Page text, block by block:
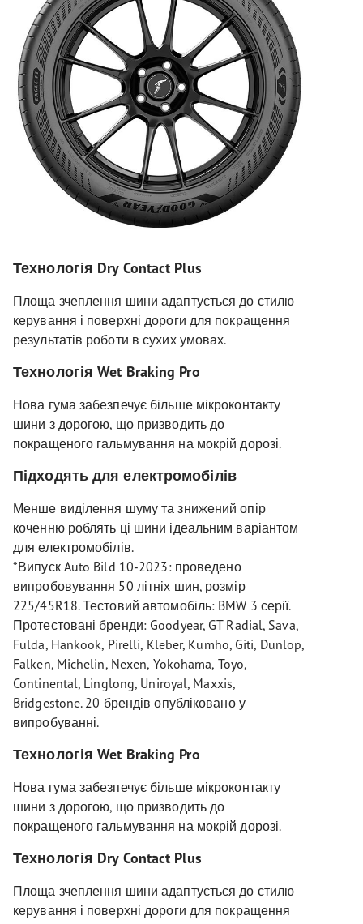
Технологія Dry Contact Plus
Площа зчеплення шини адаптується до стилю
керування і поверхні дороги для покращення
результатів роботи в сухих умовах.
Технологія Wet Braking Pro
Нова гума забезпечує більше мікроконтакту
шини з дорогою, що призводить до
покращеного гальмування на мокрій дорозі.
Підходять для електромобілів
Менше виділення шуму та знижений опір
коченню роблять ці шини ідеальним варіантом
для електромобілів.
*Випуск Auto Bild 10-2023: проведено
випробовування 50 літніх шин, розмір
225/45R18. Тестовий автомобіль: BMW 3 серії.
Протестовані бренди: Goodyear, GT Radial, Sava,
Fulda, Hankook, Pirelli, Kleber, Kumho, Giti, Dunlop,
Falken, Michelin, Nexen, Yokohama, Toyo,
Continental, Linglong, Uniroyal, Maxxis,
Bridgestone. 20 брендів опубліковано у
випробуванні.
Технологія Wet Braking Pro
Нова гума забезпечує більше мікроконтакту
шини з дорогою, що призводить до
покращеного гальмування на мокрій дорозі.
Технологія Dry Contact Plus
Площа зчеплення шини адаптується до стилю
керування і поверхні дороги для покращення